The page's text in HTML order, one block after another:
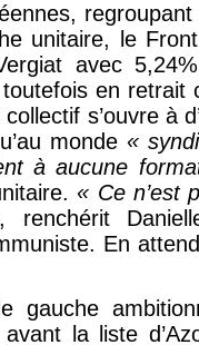
unitaire, le
avec
en retrait
s’ouvre à
monde «
à aucune
« Ce n’est
renchérit
En
gauche
la liste